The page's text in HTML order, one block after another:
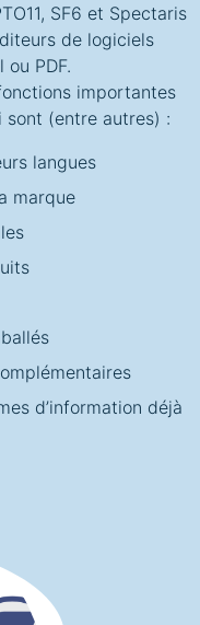
SF6 et Spectaris
de logiciels
PDF.
importantes
sont (entre autres) :
langues
marque
d’information déjà